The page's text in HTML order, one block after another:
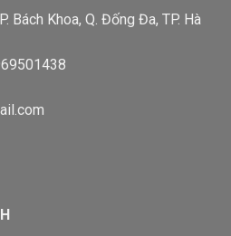
Bách Khoa, Q. Đống Đa, TP. Hà